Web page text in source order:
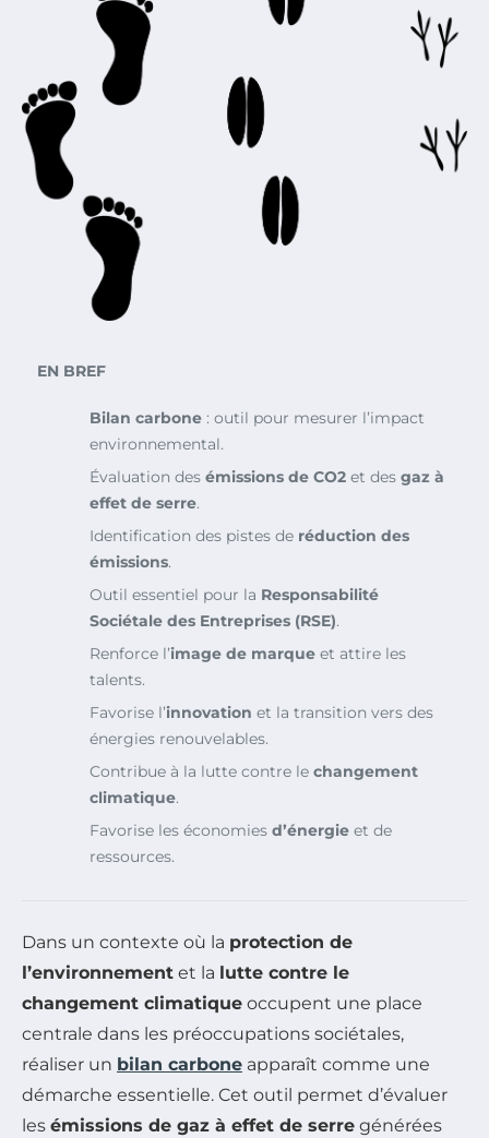
EN BREF
Bilan carbone : outil pour mesurer l’impact
environnemental.
Évaluation des émissions de CO2 et des gaz à
effet de serre.
Identification des pistes de réduction des
émissions.
Outil essentiel pour la Responsabilité
Sociétale des Entreprises (RSE).
Renforce l’image de marque et attire les
talents.
Favorise l’innovation et la transition vers des
énergies renouvelables.
Contribue à la lutte contre le changement
climatique.
Favorise les économies d’énergie et de
ressources.
Dans un contexte où la protection de
l’environnement et la lutte contre le
changement climatique occupent une place
centrale dans les préoccupations sociétales,
réaliser un bilan carbone apparaît comme une
démarche essentielle. Cet outil permet d’évaluer
les émissions de gaz à effet de serre générées